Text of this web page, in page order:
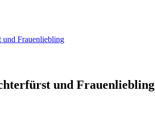
Frauenliebling
und Frauenliebling